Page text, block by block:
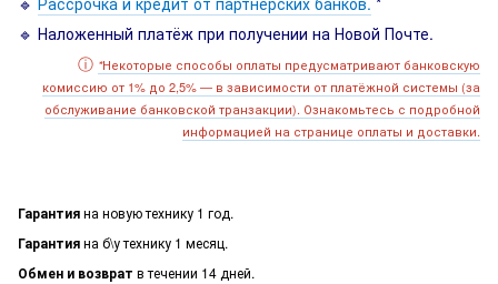
🔹 Наложенный платёж при получении на Новой Почте.
ⓘ *Некоторые способы оплаты предусматривают банковскую
комиссию от 1% до 2,5% — в зависимости от платёжной системы (за
обслуживание банковской транзакции). Ознакомьтесь с подробной
информацией на странице оплаты и доставки.
Гарантияна новую технику 1 год.
Гарантияна б\у технику 1 месяц.
Обмен и возврат в течении 14 дней.